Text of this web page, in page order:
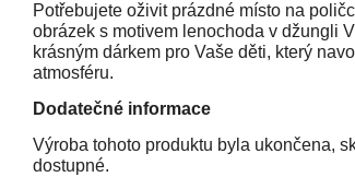
Potřebujete oživit prázdné místo na
obrázek s motivem lenochoda v džungli
krásným dárkem pro Vaše děti, který
atmosféru.
Dodatečné informace
Výroba tohoto produktu byla ukončena,
dostupné.